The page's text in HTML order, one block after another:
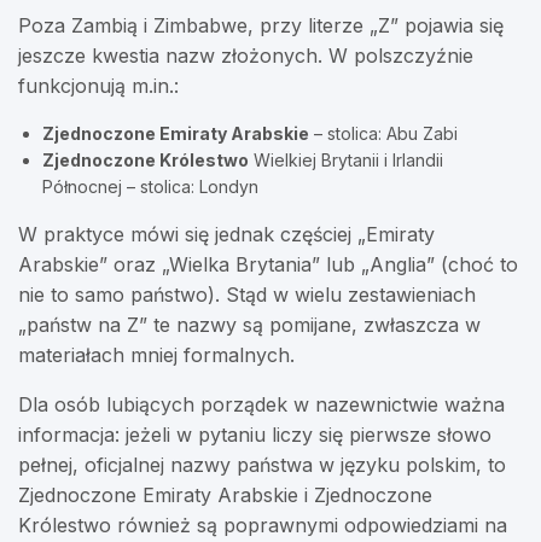
Poza Zambią i Zimbabwe, przy literze „Z” pojawia się
jeszcze kwestia nazw złożonych. W polszczyźnie
funkcjonują m.in.:
Zjednoczone Emiraty Arabskie – stolica: Abu Zabi
Zjednoczone Królestwo Wielkiej Brytanii i Irlandii
Północnej – stolica: Londyn
W praktyce mówi się jednak częściej „Emiraty
Arabskie” oraz „Wielka Brytania” lub „Anglia” (choć to
nie to samo państwo). Stąd w wielu zestawieniach
„państw na Z” te nazwy są pomijane, zwłaszcza w
materiałach mniej formalnych.
Dla osób lubiących porządek w nazewnictwie ważna
informacja: jeżeli w pytaniu liczy się pierwsze słowo
pełnej, oficjalnej nazwy państwa w języku polskim, to
Zjednoczone Emiraty Arabskie i Zjednoczone
Królestwo również są poprawnymi odpowiedziami na